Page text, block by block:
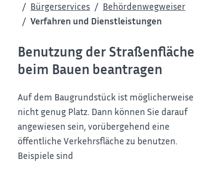
Bürgerservices
Behördenwegweiser
Verfahren und Dienstleistungen
Benutzung der Straßenfläche
beim Bauen beantragen
Auf dem Baugrundstück ist möglicherweise
nicht genug Platz. Dann können Sie darauf
angewiesen sein, vorübergehend eine
öffentliche Verkehrsfläche zu benutzen.
Beispiele sind